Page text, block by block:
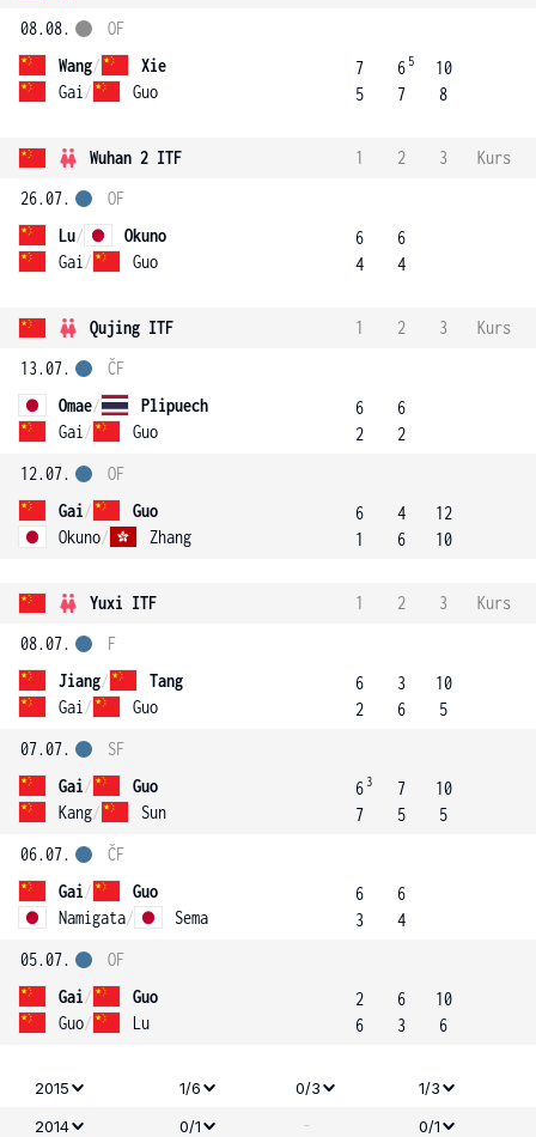
08.08.
Wang/
Xie
Gai / Guo
OF
7
5
6 5
7
10
8
Wuhan 2 ITF 1 2 3
Kurs
26.07.
Lu/
Okuno
Gai / Guo
OF
6
4
6
4
Qujing ITF 1 2 3
Kurs
13.07.
Omae/
Plipuech
Gai / Guo
ČF
6
2
6
2
12.07.
Gai/
Guo
Okuno/ Zhang
OF
6
1
4
6
12
10
Yuxi ITF 1 2 3
Kurs
08.07.
Jiang/
Tang
Gai / Guo
F
6
2
3
6
10
5
07.07.
Gai/
Guo
Kang/ Sun
SF
6 3
7
7
5
10
5
06.07.
Gai/
Guo
Namigata/ Sema
ČF
6
3
6
4
05.07.
Gai/
Guo
Guo/ Lu
OF
2
6
6
3
10
6
2015 1/6 0/3
1/3
2014
0/1 - 0/1